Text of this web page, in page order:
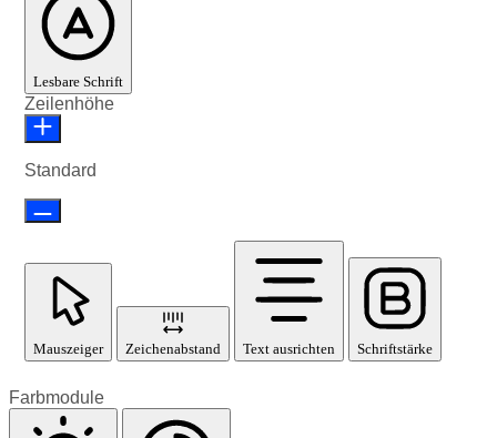
Lesbare Schrift
Zeilenhöhe
Standard
Mauszeiger Zeichenabstand Text ausrichten Schriftstärke
Farbmodule